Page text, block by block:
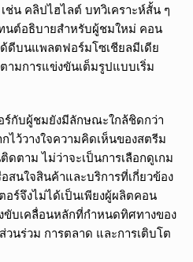
ช่น คลิปไฮไลต์ บทวิเคราะห์สั้น ๆ
นต์อธิบายสำหรับผู้ชมใหม่ คอน
ดีบนแพลตฟอร์มโซเชียลมีเดีย
มการแข่งขันเต็มรูปแบบเริ่ม
ร์กับผู้ชมยังมีลักษณะใกล้ชิดกว่า
ว้วางใจความคิดเห็นของสตรีม
ตาม ไม่ว่าจะเป็นการเลือกดูเกม
นใจสินค้าและบริการที่เกี่ยวข้อง
อร์จึงไม่ได้เป็นเพียงผู้ผลิตคอน
ขับเคลื่อนหลักที่กำหนดทิศทางของ
นร่วม การตลาด และการเติบโต